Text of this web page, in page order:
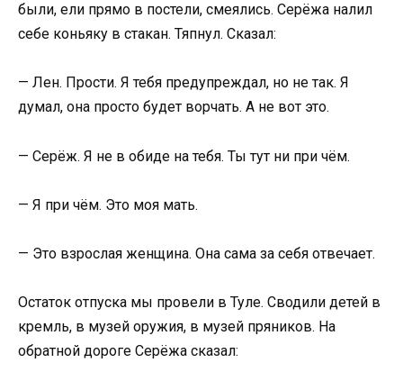
были, ели прямо в постели, смеялись. Серёжа налил
себе коньяку в стакан. Тяпнул. Сказал:
— Лен. Прости. Я тебя предупреждал, но не так. Я
думал, она просто будет ворчать. А не вот это.
— Серёж. Я не в обиде на тебя. Ты тут ни при чём.
— Я при чём. Это моя мать.
— Это взрослая женщина. Она сама за себя отвечает.
Остаток отпуска мы провели в Туле. Сводили детей в
кремль, в музей оружия, в музей пряников. На
обратной дороге Серёжа сказал: